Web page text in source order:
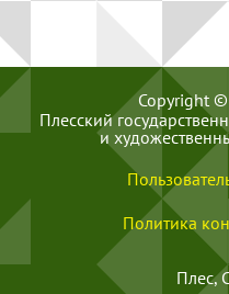
Copyright ©
Плесский
и
Политика
Плес,